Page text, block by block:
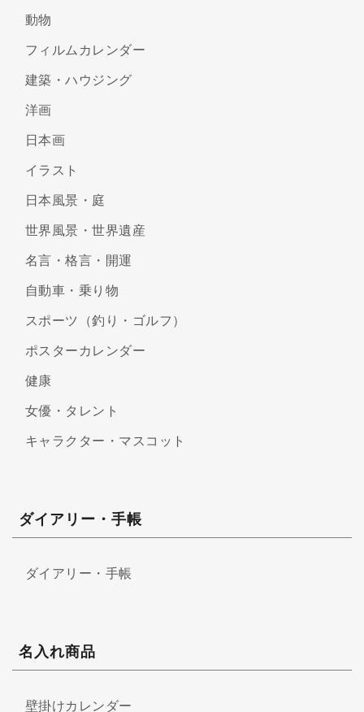
動物
フィルムカレンダー
建築・ハウジング
洋画
日本画
イラスト
日本風景・庭
世界風景・世界遺産
名言・格言・開運
自動車・乗り物
スポーツ（釣り・ゴルフ）
ポスターカレンダー
健康
女優・タレント
キャラクター・マスコット
ダイアリー・手帳
ダイアリー・手帳
名入れ商品
壁掛けカレンダー